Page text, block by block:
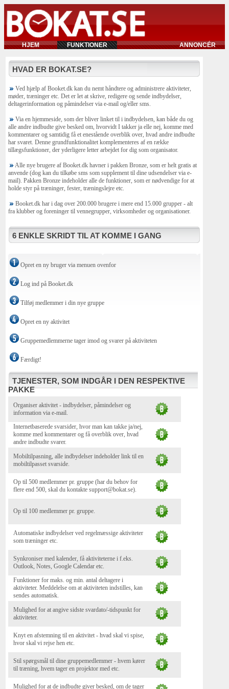
HJEM FUNKTIONER ANNONCÉR
HVAD ER BOKAT.SE?
Ved hjælp af Booket.dk kan du nemt håndtere og administrere aktiviteter,
møder, træninger etc. Det er let at skrive, redigere og sende indbydelser,
deltagerinformation og påmindelser via e-mail og/eller sms.
Via en hjemmeside, som der bliver linket til i indbydelsen, kan både du og
alle andre indbudte give besked om, hvorvidt I takker ja elle nej, komme med
kommentarer og samtidig få et enestående overblik over, hvad andre indbudte
har svaret. Denne grundfunktionalitet komplementeres af en række
tillægsfunktioner, der yderligere letter arbejdet for dig som organisator.
Alle nye brugere af Booket.dk havner i pakken Bronze, som er helt gratis at
anvende (dog kan du tilkøbe sms som supplement til dine udsendelser via e-
mail). Pakken Bronze indeholder alle de funktioner, som er nødvendige for at
holde styr på træninger, fester, træningslejre etc.
Booket.dk har i dag over 200.000 brugere i mere end 15.000 grupper - alt
fra klubber og foreninger til vennegrupper, virksomheder og organisationer.
6 ENKLE SKRIDT TIL AT KOMME I GANG
Opret en ny bruger via menuen ovenfor
Log ind på Booket.dk
Tilføj medlemmer i din nye gruppe
Opret en ny aktivitet
Gruppemedlemmerne tager imod og svarer på aktiviteten
Færdigt!
TJENESTER, SOM INDGÅR I DEN RESPEKTIVE
PAKKE
Organiser aktivitet - indbydelser, påmindelser og
information via e-mail.
Internetbaserede svarsider, hvor man kan takke ja/nej,
komme med kommentarer og få overblik over, hvad
andre indbudte svarer.
Mobiltilpasning, alle indbydelser indeholder link til en
mobiltilpasset svarside.
Op til 500 medlemmer pr. gruppe (har du behov for
flere end 500, skal du kontakte support@bokat.se).
Op til 100 medlemmer pr. gruppe.
Automatiske indbydelser ved regelmæssige aktiviteter
som træninger etc.
Synkroniser med kalender, få aktiviteterne i f.eks.
Outlook, Notes, Google Calendar etc.
Funktioner for maks. og min. antal deltagere i
aktiviteter. Meddelelse om at aktiviteten indstilles, kan
sendes automatisk.
Mulighed for at angive sidste svardato/-tidspunkt for
aktiviteter.
Knyt en afstemning til en aktivitet - hvad skal vi spise,
hvor skal vi rejse hen etc.
Stil spørgsmål til dine gruppemedlemmer - hvem kører
til træning, hvem tager en projektor med etc.
Mulighed for at de indbudte giver besked, om de tager